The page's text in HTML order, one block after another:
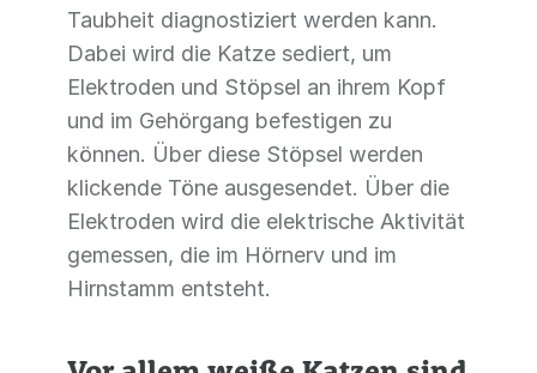
Taubheit diagnostiziert werden kann.
Dabei wird die Katze sediert, um
Elektroden und Stöpsel an ihrem Kopf
und im Gehörgang befestigen zu
können. Über diese Stöpsel werden
klickende Töne ausgesendet. Über die
Elektroden wird die elektrische Aktivität
gemessen, die im Hörnerv und im
Hirnstamm entsteht.